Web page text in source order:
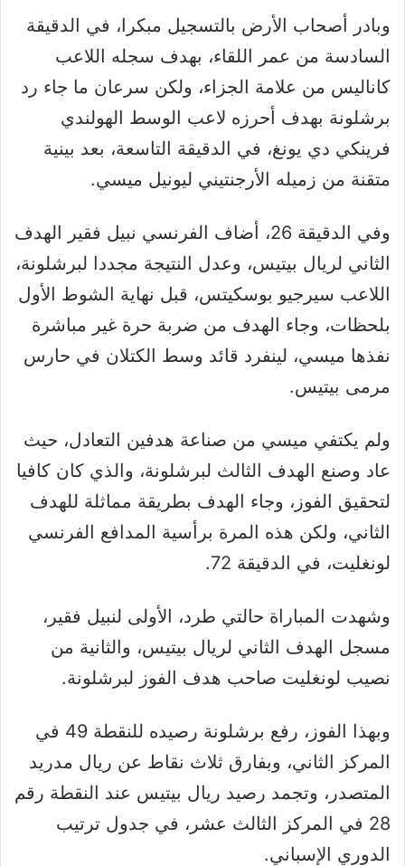
وبادر أصحاب الأرض بالتسجيل مبكرا، في الدقيقة
السادسة من عمر اللقاء، بهدف سجله اللاعب
كاناليس من علامة الجزاء، ولكن سرعان ما جاء رد
برشلونة بهدف أحرزه لاعب الوسط الهولندي
فرينكي دي يونغ، في الدقيقة التاسعة، بعد بينية
متقنة من زميله الأرجنتيني ليونيل ميسي.
وفي الدقيقة 26، أضاف الفرنسي نبيل فقير الهدف
الثاني لريال بيتيس، وعدل النتيجة مجددا لبرشلونة،
اللاعب سيرجيو بوسكيتس، قبل نهاية الشوط الأول
بلحظات، وجاء الهدف من ضربة حرة غير مباشرة
نفذها ميسي، لينفرد قائد وسط الكتلان في حارس
مرمى بيتيس.
ولم يكتفي ميسي من صناعة هدفين التعادل، حيث
عاد وصنع الهدف الثالث لبرشلونة، والذي كان كافيا
لتحقيق الفوز، وجاء الهدف بطريقة مماثلة للهدف
الثاني، ولكن هذه المرة برأسية المدافع الفرنسي
لونغليت، في الدقيقة 72.
وشهدت المباراة حالتي طرد، الأولى لنبيل فقير،
مسجل الهدف الثاني لريال بيتيس، والثانية من
نصيب لونغليت صاحب هدف الفوز لبرشلونة.
وبهذا الفوز، رفع برشلونة رصيده للنقطة 49 في
المركز الثاني، وبفارق ثلاث نقاط عن ريال مدريد
المتصدر، وتجمد رصيد ريال بيتيس عند النقطة رقم
28 في المركز الثالث عشر، في جدول ترتيب
الدوري الإسباني.